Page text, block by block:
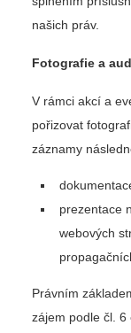
našich práv.
Fotografie a
V rámci akcí a
pořizovat
záznamy
prezentace
webových
Právním
zájem podle čl.